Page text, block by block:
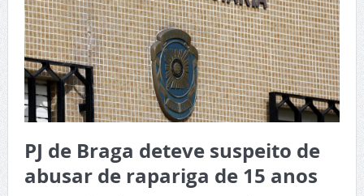
PJ de Braga deteve suspeito de
abusar de rapariga de 15 anos